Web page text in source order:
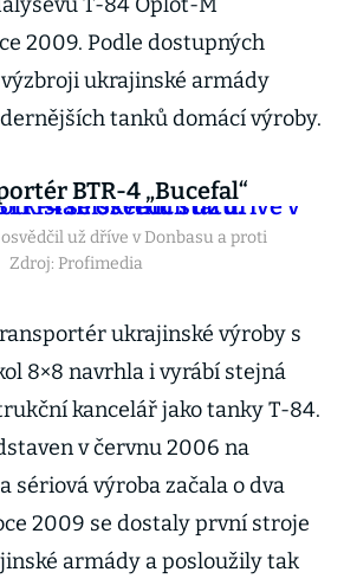
2009. Podle dostupných
ukrajinské armády
tanků domácí výroby.
BTR-4 „Bucefal“
už dříve v Donbasu a proti
Zdroj: Profimedia
ukrajinské výroby s
8×8 navrhla i vyrábí stejná
kancelář jako tanky T-84.
v červnu 2006 na
sériová výroba začala o dva
2009 se dostaly první stroje
armády a posloužily tak